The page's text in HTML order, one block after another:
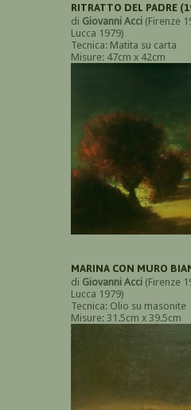
RITRATTO DEL PADRE
di Giovanni Acci (Firenze
Lucca 1979)
Tecnica: Matita su carta
Misure: 47cm x 42cm
MARINA CON MURO
di Giovanni Acci (Firenze
Lucca 1979)
Tecnica: Olio su masonite
Misure: 31.5cm x 39.5cm